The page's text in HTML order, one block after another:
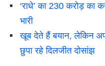
‘राधे’ का 230 करोड़ का
भारी
खूब देते हैं बयान, लेकिन
छुपा रहे दिलजीत दोसांझ